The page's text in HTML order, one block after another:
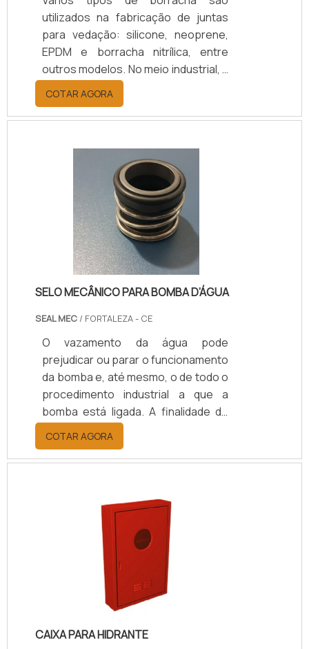
utilizados na fabricação de juntas
para vedação: silicone, neoprene,
EPDM e borracha nitrílica, entre
outros modelos. No meio industrial, a
borracha é um material bastante
procurado, pois é resiliente, suporta
a variações de temperaturas (desde
custo. Sem contar, claro, a sua
elasticidade – característica que
permite o seu encaixe até nos
lugares mais difíceis dentro de uma
máquina.Funcionalidade correta do
materialNa hora de ins.
COTAR AGORA
SELO MECÂNICO PARA BOMBA D’ÁGUA
SEAL MEC / FORTALEZA - CE
O vazamento da água pode
prejudicar ou parar o funcionamento
da bomba e, até mesmo, o de todo o
procedimento industrial a que a
bomba está ligada. A finalidade do
selo mecânico para bomba d’água é
evitar o vazamento de água para o
meio externo.A utilização deste
a vedação entre a carcaça e o eixo e
para que não aconteça nenhum tipo
de falha. O local onde o selo
mecânico é instalado não pode ter
arestas, riscos ou qualquer
deformação que impossibilite o.
COTAR AGORA
CAIXA PARA HIDRANTE